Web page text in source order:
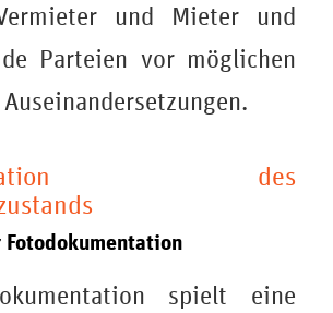
und Mieter und
Parteien vor möglichen
des
spielt eine